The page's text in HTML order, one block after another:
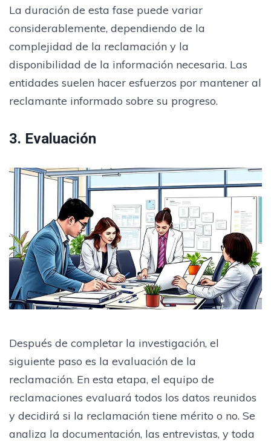
La duración de esta fase puede variar
considerablemente, dependiendo de la
complejidad de la reclamación y la
disponibilidad de la información necesaria. Las
entidades suelen hacer esfuerzos por mantener al
reclamante informado sobre su progreso.
3. Evaluación
Después de completar la investigación, el
siguiente paso es la evaluación de la
reclamación. En esta etapa, el equipo de
reclamaciones evaluará todos los datos reunidos
y decidirá si la reclamación tiene mérito o no. Se
analiza la documentación, las entrevistas, y toda